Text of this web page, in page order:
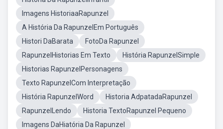
Imagens HistoriaaRapunzel
A História Da RapunzelEm Português
Histori DaBarata
FotoDa Rapunzel
RapunzelHistorias Em Texto
História RapunzelSimple
Historias RapunzelPersonagens
Texto RapunzelCom Interpretação
História RapunzelWord
Historia AdpatadaRapunzel
RapunzelLendo
Historia TextoRapunzel Pequeno
Imagens DaHiatória Da Rapunzel